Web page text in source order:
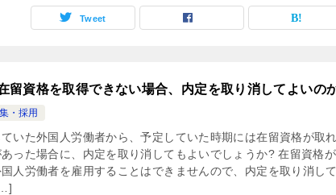
Tweet
留資格を取得できない場合、内定を取り消してよいの
・採用
いた外国人労働者から、予定していた時期には在留資格が取
った場合に、内定を取り消してもよいでしょうか? 在留資格
人労働者を雇用することはできませんので、内定を取り消し